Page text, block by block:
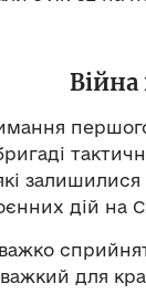
Війна
дій на
важкий для